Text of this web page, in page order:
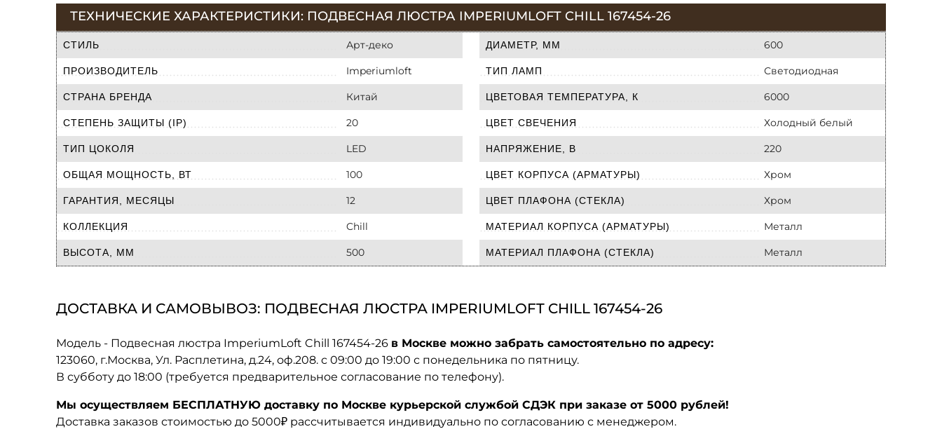
ТЕХНИЧЕСКИЕ ХАРАКТЕРИСТИКИ: ПОДВЕСНАЯ ЛЮСТРА IMPERIUMLOFT CHILL 167454-26
СТИЛЬ Арт-деко
ПРОИЗВОДИТЕЛЬ Imperiumloft
СТРАНА БРЕНДА Китай
СТЕПЕНЬ ЗАЩИТЫ (IP) 20
ТИП ЦОКОЛЯ LED
ОБЩАЯ МОЩНОСТЬ, ВТ 100
ГАРАНТИЯ, МЕСЯЦЫ 12
КОЛЛЕКЦИЯ Chill
ВЫСОТА, ММ 500
ДИАМЕТР, ММ 600
ТИП ЛАМП Светодиодная
ЦВЕТОВАЯ ТЕМПЕРАТУРА, К 6000
ЦВЕТ СВЕЧЕНИЯ Холодный белый
НАПРЯЖЕНИЕ, В 220
ЦВЕТ КОРПУСА (АРМАТУРЫ) Хром
ЦВЕТ ПЛАФОНА (СТЕКЛА) Хром
МАТЕРИАЛ КОРПУСА (АРМАТУРЫ) Металл
МАТЕРИАЛ ПЛАФОНА (СТЕКЛА) Металл
ДОСТАВКА И САМОВЫВОЗ: ПОДВЕСНАЯ ЛЮСТРА IMPERIUMLOFT CHILL 167454-26
Модель - Подвесная люстра ImperiumLoft Chill 167454-26 в Москве можно забрать самостоятельно по адресу:
123060, г.Москва, Ул. Расплетина, д.24, оф.208. с 09:00 до 19:00 с понедельника по пятницу.
В субботу до 18:00 (требуется предварительное согласование по телефону).
Мы осуществляем БЕСПЛАТНУЮ доставку по Москве курьерской службой СДЭК при заказе от 5000 рублей!
Доставка заказов стоимостью до 5000₽ рассчитывается индивидуально по согласованию с менеджером.